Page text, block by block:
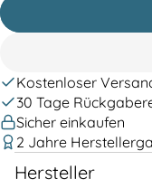
Kostenloser
30 Tage
Sicher einkaufen
2 Jahre
Hersteller